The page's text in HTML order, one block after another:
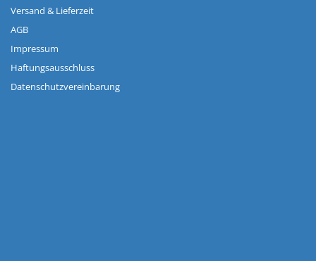
Versand & Lieferzeit
AGB
Impressum
Haftungsausschluss
Datenschutzvereinbarung